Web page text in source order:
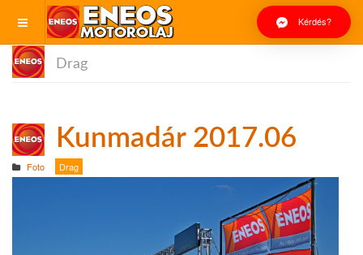
Kérdés?
Drag
Kunmadár 2017.06
Foto Drag